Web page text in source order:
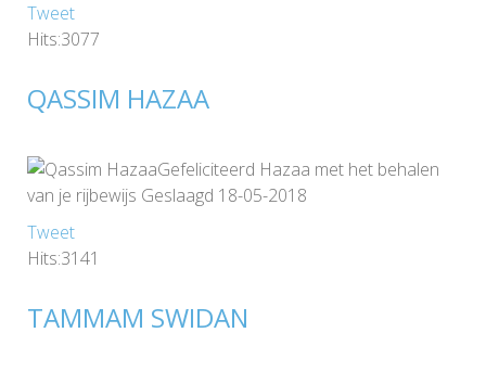
Tweet
Hits:3077
QASSIM HAZAA
Gefeliciteerd Hazaa met het behalen
van je rijbewijs Geslaagd 18-05-2018
Tweet
Hits:3141
TAMMAM SWIDAN